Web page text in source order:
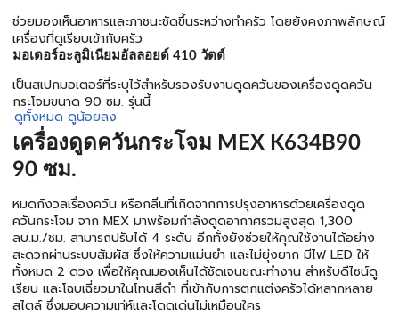
ช่วยมองเห็นอาหารและภาชนะชัดขึ้นระหว่างทำครัว โดยยังคงภาพลักษณ์
เครื่องที่ดูเรียบเข้ากับครัว
มอเตอร์อะลูมิเนียมอัลลอยด์ 410 วัตต์
เป็นสเปกมอเตอร์ที่ระบุไว้สำหรับรองรับงานดูดควันของเครื่องดูดควัน
กระโจมขนาด 90 ซม. รุ่นนี้
ดูทั้งหมด ดูน้อยลง
เครื่องดูดควันกระโจม MEX K634B90
90 ซม.
หมดกังวลเรื่องควัน หรือกลิ่นที่เกิดจากการปรุงอาหารด้วยเครื่องดูด
ควันกระโจม จาก MEX มาพร้อมกำลังดูดอากาศรวมสูงสุด 1,300
ลบ.ม./ชม. สามารถปรับได้ 4 ระดับ อีกทั้งยังช่วยให้คุณใช้งานได้อย่าง
สะดวกผ่านระบบสัมผัส ซึ่งให้ความแม่นยำ และไม่ยุ่งยาก มีไฟ LED ให้
ทั้งหมด 2 ดวง เพื่อให้คุณมองเห็นได้ชัดเจนขณะทำงาน สำหรับดีไซน์ดู
เรียบ และโฉบเฉี่ยวมาในโทนสีดำ ที่เข้ากับการตกแต่งครัวได้หลากหลาย
สไตล์ ซึ่งมอบความเท่ห์และโดดเด่นไม่เหมือนใคร